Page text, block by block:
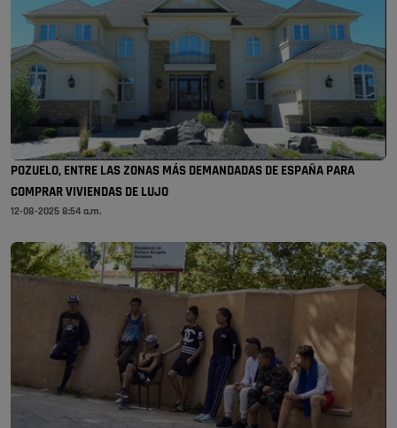
POZUELO, ENTRE LAS ZONAS MÁS DEMANDADAS DE ESPAÑA PARA
COMPRAR VIVIENDAS DE LUJO
12-08-2025 8:54 a.m.